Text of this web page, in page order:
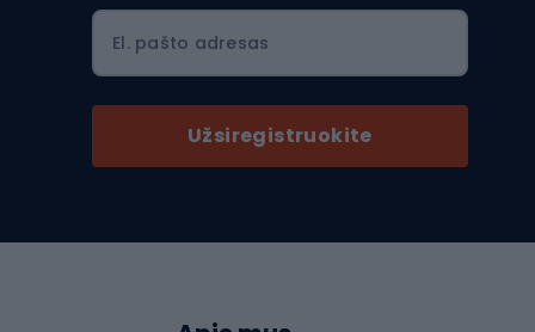
Ski touring slidės
Ski touring batai
Slidinėjimas
El. pašto adresas
Užsiregistruokite